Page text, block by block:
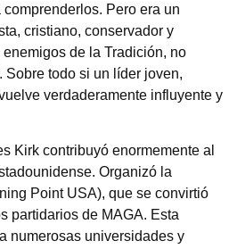
Pero era un
cristiano, conservador y
de la Tradición, no
Sobre todo si un líder joven,
verdaderamente influyente y
Kirk contribuyó enormemente al
Organizó la
Point USA), que se convirtió
partidarios de MAGA. Esta
numerosas universidades y